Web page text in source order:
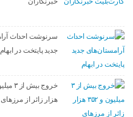
سرنوشت احداث
جدید پایتخت در ابهام
هزار زائر از